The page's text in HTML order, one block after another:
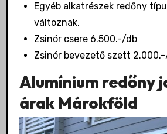
Egyéb alkatrészek redőny
változnak.
Zsinór csere 6.500.-/db
Zsinór bevezető szett
Alumínium redőny
árak Márokföld